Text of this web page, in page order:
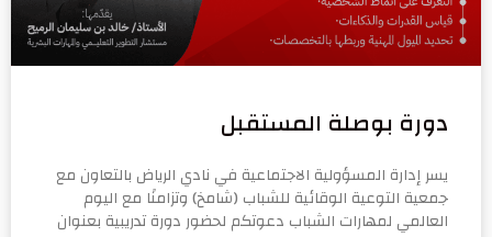
دورة بوصلة المستقبل
يسر إدارة المسؤولية الاجتماعية في نادي الرياض بالتعاون مع
جمعية التوعية الوقائية للشباب (شامخ) وتزامنًا مع اليوم
العالمي لمهارات الشباب دعوتكم لحضور دورة تدريبية بعنوان